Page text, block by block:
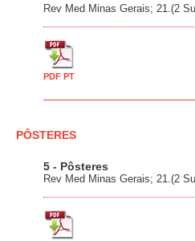
Rev Med Minas Gerais; 21.(2
PDF PT
PÔSTERES
5 - Pôsteres
Rev Med Minas Gerais; 21.(2